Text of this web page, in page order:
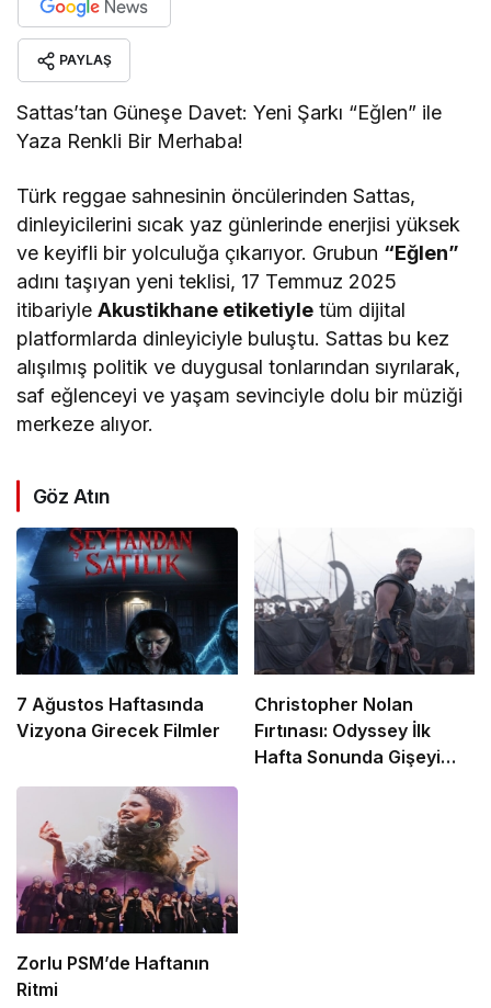
PAYLAŞ
Sattas’tan Güneşe Davet: Yeni Şarkı “Eğlen” ile
Yaza Renkli Bir Merhaba!
Türk reggae sahnesinin öncülerinden Sattas,
dinleyicilerini sıcak yaz günlerinde enerjisi yüksek
ve keyifli bir yolculuğa çıkarıyor. Grubun “Eğlen”
adını taşıyan yeni teklisi, 17 Temmuz 2025
itibariyleAkustikhane etiketiyle tüm dijital
platformlarda dinleyiciyle buluştu. Sattas bu kez
alışılmış politik ve duygusal tonlarından sıyrılarak,
saf eğlenceyi ve yaşam sevinciyle dolu bir müziği
merkeze alıyor.
Göz Atın
7 Ağustos Haftasında
Vizyona Girecek Filmler
Christopher Nolan
Fırtınası: Odyssey İlk
Hafta Sonunda Gişeyi
Zorlu PSM’de Haftanın
Ritmi